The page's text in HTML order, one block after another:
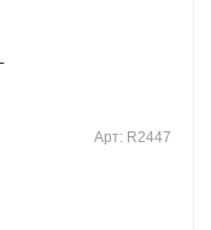
Арт: R2447